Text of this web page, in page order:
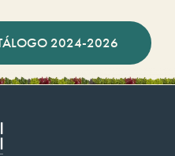
2024-2026